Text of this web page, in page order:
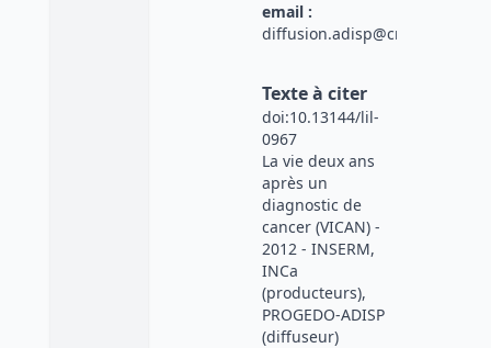
email :
diffusion.adisp@cnrs.fr
Texte à citer
doi:10.13144/lil-
0967
La vie deux ans
après un
diagnostic de
cancer (VICAN) -
2012 - INSERM,
INCa
(producteurs),
PROGEDO-ADISP
(diffuseur)